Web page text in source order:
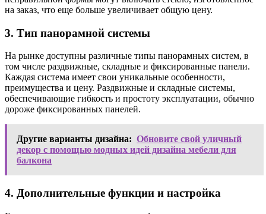
на заказ, что еще больше увеличивает общую цену.
3. Тип панорамной системы
На рынке доступны различные типы панорамных систем, в
том числе раздвижные, складные и фиксированные панели.
Каждая система имеет свои уникальные особенности,
преимущества и цену. Раздвижные и складные системы,
обеспечивающие гибкость и простоту эксплуатации, обычно
дороже фиксированных панелей.
Другие варианты дизайна: Обновите свой уличный
декор с помощью модных идей дизайна мебели для
балкона
4. Дополнительные функции и настройка